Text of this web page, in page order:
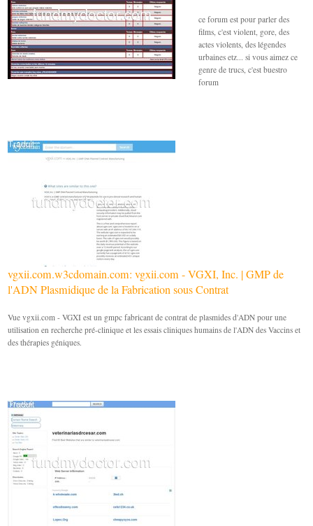
ce forum est pour parler des
films, c'est violent, gore, des
actes violents, des légendes
urbaines etz... si vous aimez ce
genre de trucs, c'est buestro
forum
vgxii.com.w3cdomain.com: vgxii.com - VGXI, Inc. | GMP de
l'ADN Plasmidique de la Fabrication sous Contrat
Vue vgxii.com - VGXI est un gmpc fabricant de contrat de plasmides d'ADN pour une
utilisation en recherche pré-clinique et les essais cliniques humains de l'ADN des Vaccins et
des thérapies géniques.